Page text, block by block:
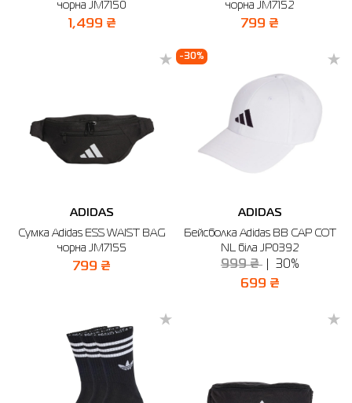
чорна JM7150
1,499 ₴
чорна JM7152
799 ₴
ADIDAS
Сумка Adidas ESS WAIST BAG
чорна JM7155
799 ₴
-30%
ADIDAS
Бейсболка Adidas BB CAP COT
NL біла JP0392
999 ₴ 30%
699 ₴